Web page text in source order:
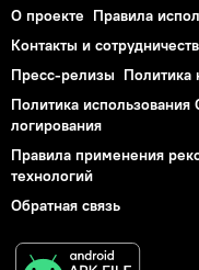
О проекте Правила
Контакты и
Пресс-релизы Политика
Политика использования
логирования
Правила применения
технологий
Обратная связь